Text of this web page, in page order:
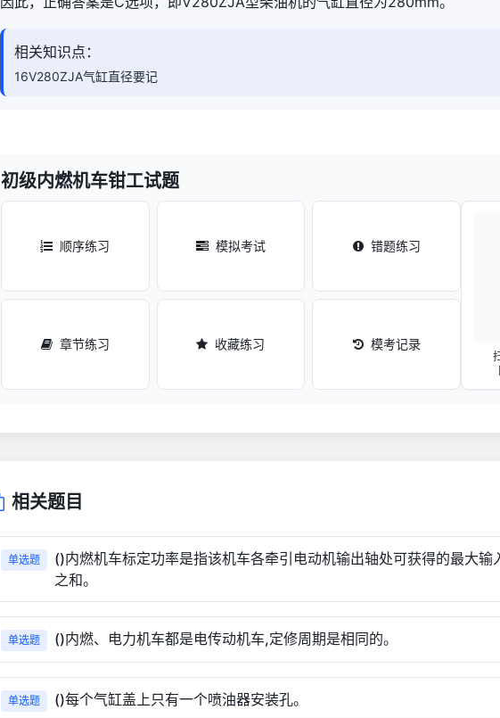
相关知识点：
16V280ZJA气缸直径要记
初级内燃机车钳工试题
顺序练习 模拟考试 错题练习
章节练习 收藏练习 模考记录
相关题目
单选题
()内燃机车标定功率是指该机车各牵引电动机输出轴处可获得的最大输
之和。
单选题 ()内燃、电力机车都是电传动机车,定修周期是相同的。
单选题 ()每个气缸盖上只有一个喷油器安装孔。